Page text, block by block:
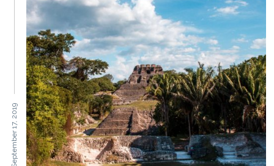
September 17, 2019